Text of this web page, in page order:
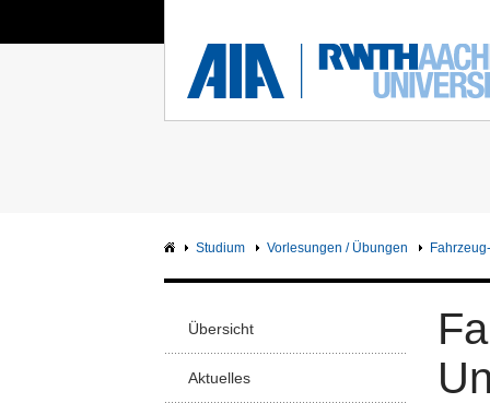
Sie sind hier: Aerodynamisches Institut
RWTH
Studium Vorlesungen / Übungen
Übersicht
Aktuelles